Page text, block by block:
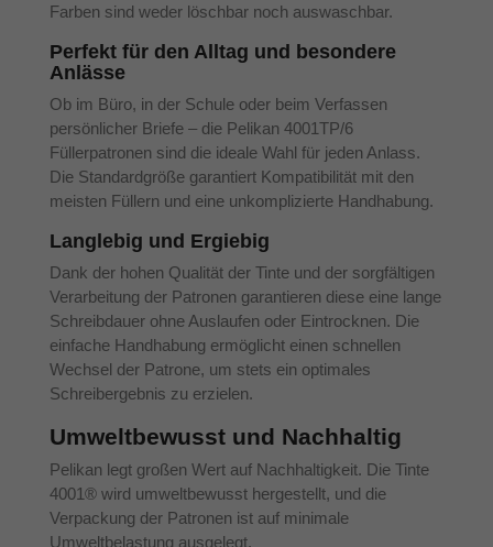
Farben sind weder löschbar noch auswaschbar.
Perfekt für den Alltag und besondere
Anlässe
Ob im Büro, in der Schule oder beim Verfassen
persönlicher Briefe – die Pelikan 4001TP/6
Füllerpatronen sind die ideale Wahl für jeden Anlass.
Die Standardgröße garantiert Kompatibilität mit den
meisten Füllern und eine unkomplizierte Handhabung.
Langlebig und Ergiebig
Dank der hohen Qualität der Tinte und der sorgfältigen
Verarbeitung der Patronen garantieren diese eine lange
Schreibdauer ohne Auslaufen oder Eintrocknen. Die
einfache Handhabung ermöglicht einen schnellen
Wechsel der Patrone, um stets ein optimales
Schreibergebnis zu erzielen.
Umweltbewusst und Nachhaltig
Pelikan legt großen Wert auf Nachhaltigkeit. Die Tinte
4001® wird umweltbewusst hergestellt, und die
Verpackung der Patronen ist auf minimale
Umweltbelastung ausgelegt.